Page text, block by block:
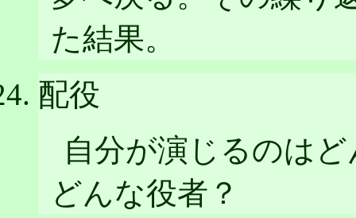
た結果。
配役
自分が演じるのは
どんな役者？